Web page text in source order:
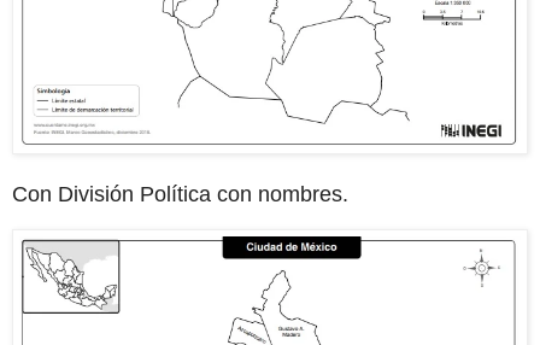
Con División Política con nombres.